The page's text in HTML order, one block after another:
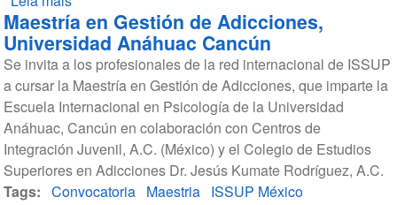
Diplomado
Género,
Violencia
Familiar
Y
Adicciones,
UNAM
Maestría en Gestión de Adicciones,
Universidad Anáhuac Cancún
Se invita a los profesionales de la red internacional de ISSUP
a cursar la Maestría en Gestión de Adicciones, que imparte la
Escuela Internacional en Psicología de la Universidad
Anáhuac, Cancún en colaboración con Centros de
Integración Juvenil, A.C. (México) y el Colegio de Estudios
Superiores en Adicciones Dr. Jesús Kumate Rodríguez, A.C.
Tags
Convocatoria Maestria ISSUP México